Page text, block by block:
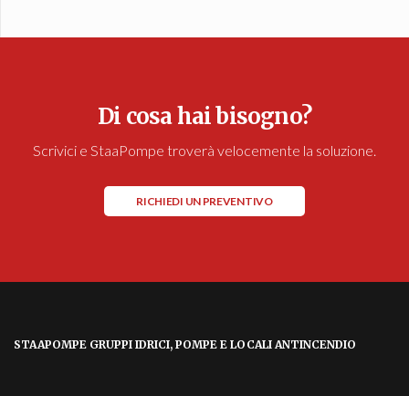
Di cosa hai bisogno?
Scrivici e StaaPompe troverà velocemente la soluzione.
RICHIEDI UN PREVENTIVO
STAAPOMPE GRUPPI IDRICI, POMPE E LOCALI ANTINCENDIO